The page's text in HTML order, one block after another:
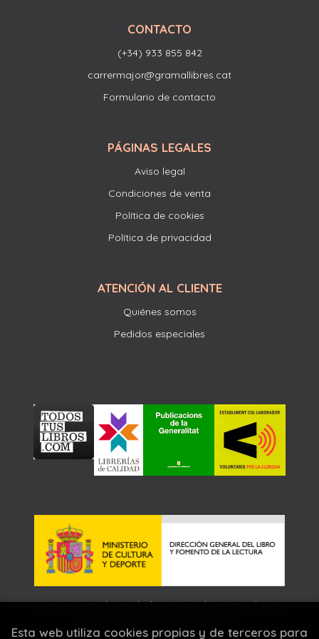
CONTACTO
(+34) 933 855 842
carrermajor@gramallibres.cat
Formulario de contacto
PÁGINAS LEGALES
Aviso legal
Condiciones de venta
Política de cookies
Política de privacidad
ATENCIÓN AL CLIENTE
Quiénes somos
Pedidos especiales
Este proyecto ha recibido una ayuda extraordinaria
Esta web utiliza cookies propias y de terceros para